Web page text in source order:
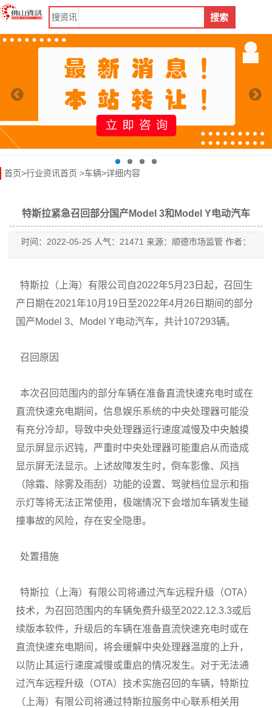
搜资讯 搜索
首页>行业资讯首页 >车辆>详细内容
特斯拉紧急召回部分国产Model 3和Model Y电动汽车
时间：2022-05-25 人气：21471 来源：顺德市场监管 作者：
特斯拉（上海）有限公司自2022年5月23日起，召回生
产日期在2021年10月19日至2022年4月26日期间的部分
国产Model 3、Model Y电动汽车，共计107293辆。
召回原因
本次召回范围内的部分车辆在准备直流快速充电时或在
直流快速充电期间，信息娱乐系统的中央处理器可能没
有充分冷却，导致中央处理器运行速度减慢及中央触摸
显示屏显示迟钝，严重时中央处理器可能重启从而造成
显示屏无法显示。上述故障发生时，倒车影像、风挡
（除霜、除雾及雨刮）功能的设置、驾驶档位显示和指
示灯等将无法正常使用，极端情况下会增加车辆发生碰
撞事故的风险，存在安全隐患。
处置措施
特斯拉（上海）有限公司将通过汽车远程升级（OTA）
技术，为召回范围内的车辆免费升级至2022.12.3.3或后
续版本软件，升级后的车辆在准备直流快速充电时或在
直流快速充电期间，将会缓解中央处理器温度的上升，
以防止其运行速度减慢或重启的情况发生。对于无法通
过汽车远程升级（OTA）技术实施召回的车辆，特斯拉
（上海）有限公司将通过特斯拉服务中心联系相关用